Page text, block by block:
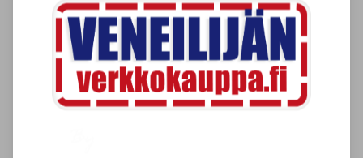
Fender Snubber Lepuuttajan
kiinnike (pari)
14,90 €